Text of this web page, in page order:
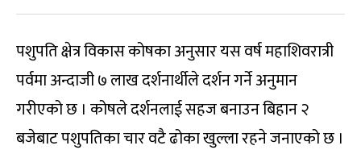
पशुपति क्षेत्र विकास कोषका अनुसार यस वर्ष महाशिवरात्री
पर्वमा अन्दाजी ७ लाख दर्शनार्थीले दर्शन गर्ने अनुमान
गरीएको छ । कोषले दर्शनलाई सहज बनाउन बिहान २
बजेबाट पशुपतिका चार वटै ढोका खुल्ला रहने जनाएको छ ।